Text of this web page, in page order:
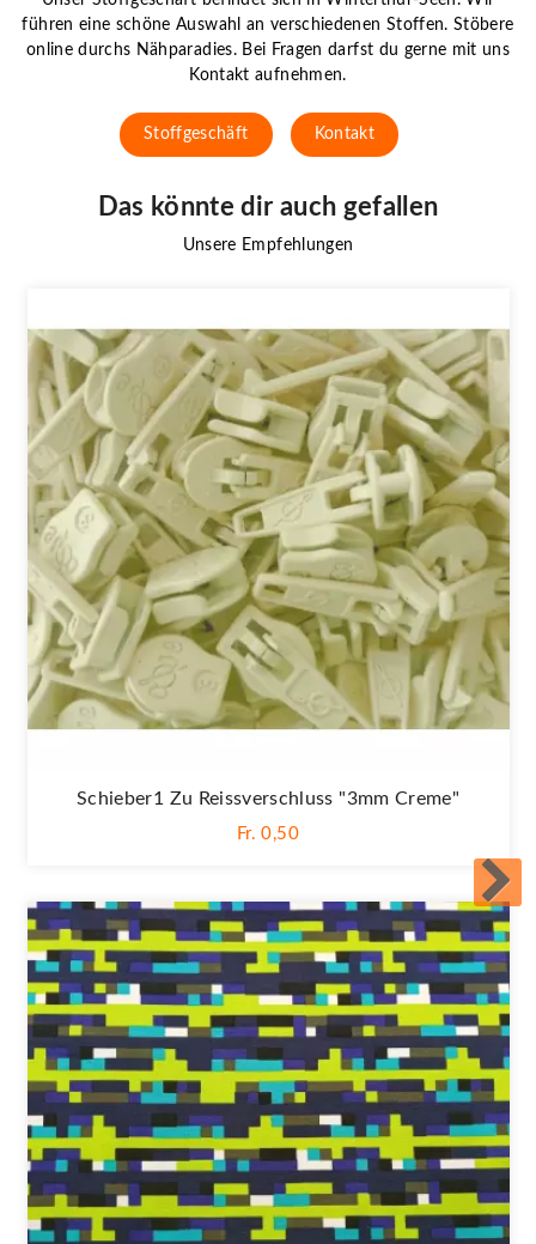
führen eine schöne Auswahl an verschiedenen Stoffen. Stöbere
online durchs Nähparadies. Bei Fragen darfst du gerne mit uns
Kontakt aufnehmen.
Stoffgeschäft Kontakt
Das könnte dir auch gefallen
Unsere Empfehlungen
Schieber1 Zu Reissverschluss "3mm Creme"
Fr. 0,50